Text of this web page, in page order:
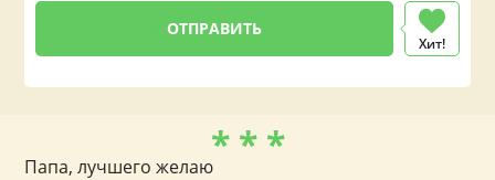
Хит!
* * *
Папа, лучшего желаю